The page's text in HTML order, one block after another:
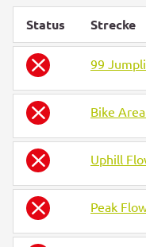
Status Strecke
99
Bike
Uphill
Peak